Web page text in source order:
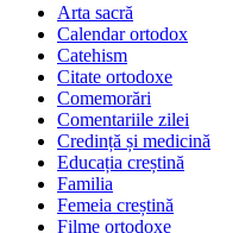
Arta sacră
Calendar ortodox
Catehism
Citate ortodoxe
Comemorări
Comentariile zilei
Credință și medicină
Educația creștină
Familia
Femeia creștină
Filme ortodoxe